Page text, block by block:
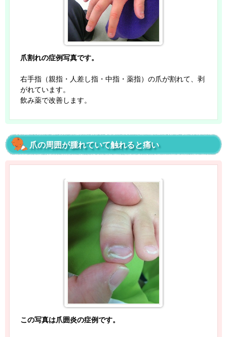
爪割れの症例写真です。
右手指（親指・人差し指・中指・薬指）の爪が割れて、剥
がれています。
飲み薬で改善します。
爪の周囲が腫れていて触れると痛い
この写真は爪囲炎の症例です。